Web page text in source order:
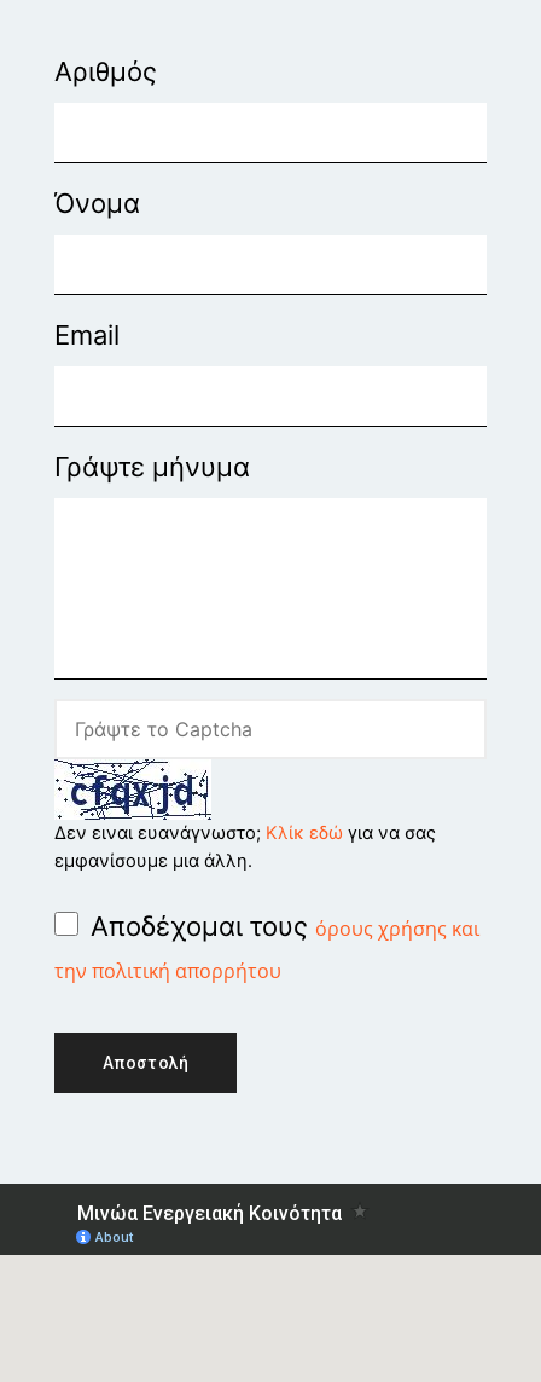
Αριθμός
Όνομα
Email
Γράψτε μήνυμα
Δεν ειναι ευανάγνωστο; Κλίκ εδώ για να σας
εμφανίσουμε μια άλλη.
Αποδέχομαι τους όρους χρήσης και
την πολιτική απορρήτου
Αποστολή